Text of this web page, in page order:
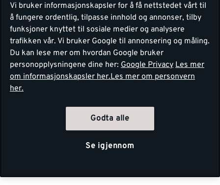
Vi bruker informasjonskapsler for å få nettstedet vårt til
å fungere ordentlig, tilpasse innhold og annonser, tilby
funksjoner knyttet til sosiale medier og analysere
trafikken vår. Vi bruker Google til annonsering og måling.
Du kan lese mer om hvordan Google bruker
personopplysningene dine her: Google Privacy Les mer
om informasjonskapsler her.Les mer om personvern
her.
Godta alle
Se igjennom